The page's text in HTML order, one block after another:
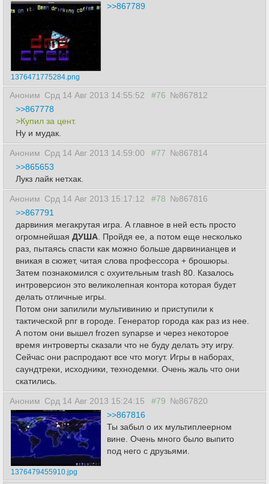
1376471775284.png
>>867789
Аноним Срд 14 Авг 2013 14:55:52 #76 №867812
>>867778
>Купил за цент.
Ну и мудак.
Аноним Срд 14 Авг 2013 14:59:00 #77 №867814
>>865653
Лукз лайк нетхак.
Аноним Срд 14 Авг 2013 15:17:12 #78 №867816
>>867791
дарвиния мегакрутая игра. А главное в ней есть просто
огромнейшая ДУША . Пройдя ее, а потом еще несколько
раз, пытаясь спасти как можно больше дарвинианцев и
вникая в сюжет, читая слова профессора + брошюры.
Затем познакомился с охуительным trash 80. Казалось
интроверсион это великолепная контора которая будет
делать отличные игры.
Потом они запилили мультивинию и приступили к
тактической рпг в городе. Генератор города как раз из нее.
А потом они вышел frozen synapse и через некоторое
время интроверты сказали что не буду делать эту игру.
Сейчас они распродают все что могут. Игры в наборах,
саундтреки, исходники, технодемки. Очень жаль что они
скатились.
Аноним Срд 14 Авг 2013 15:24:15 #79 №867820
1376479455910.jpg
>>867816
Ты забыл о их мультиплеерном
вине. Очень много было выпито
под него с друзьями.